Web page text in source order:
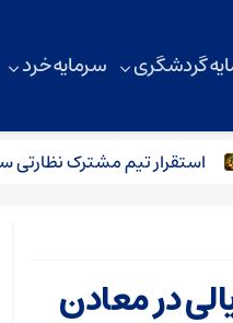
گردشگری سرمایه خرد
تیم مشترک نظارتی
ریالی در معادن